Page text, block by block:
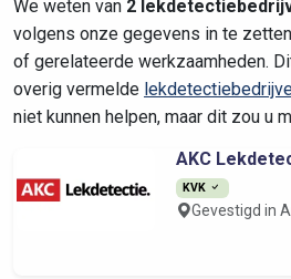
We weten van 2
volgens onze gegevens in te
of gerelateerde werkzaamheden.
overig vermelde
niet kunnen helpen, maar dit zou u
AKC
KVK
Gevestigd in